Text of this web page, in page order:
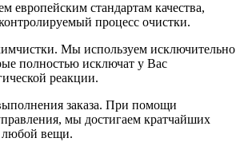
европейским стандартам качества,
процесс очистки.
Мы используем исключительно
полностью исключат у Вас
реакции.
заказа. При помощи
мы достигаем кратчайших
любой вещи.